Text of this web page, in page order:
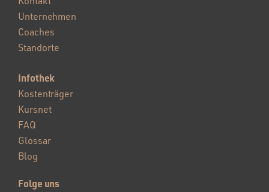
Unternehmen
Coaches
Standorte
Infothek
Kostenträger
Kursnet
FAQ
Glossar
Blog
Folge uns